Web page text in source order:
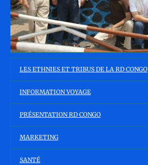
LES ETHNIES ET TRIBUS DE LA RD CONGO
INFORMATION VOYAGE
PRÉSENTATION RD CONGO
MARKETING
SANTÉ